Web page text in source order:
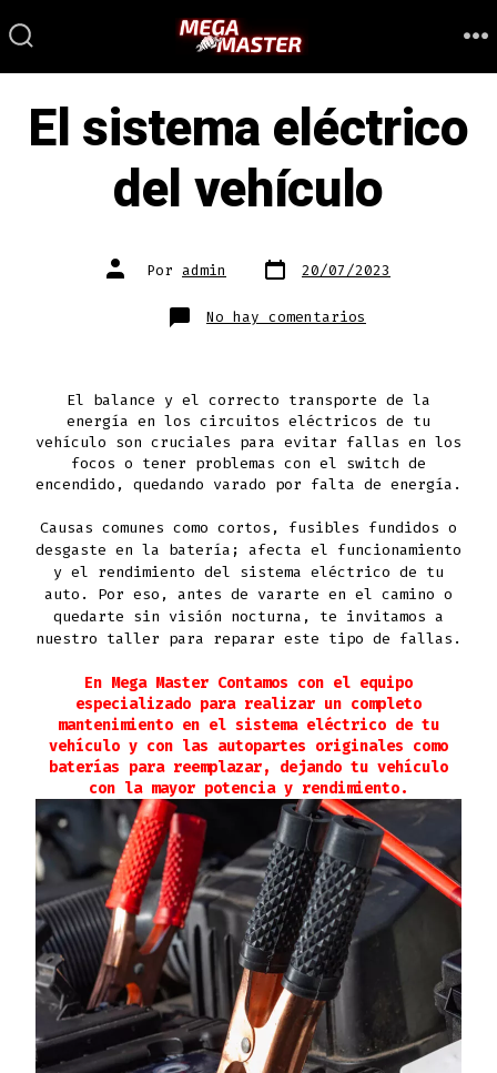
al
El sistema eléctrico
del vehículo
Autor
de Por admin Fecha
de 20/07/2023
No hay comentarios
El
El balance y el correcto transporte de la
energía en los circuitos eléctricos de tu
vehículo son cruciales para evitar fallas en los
focos o tener problemas con el switch de
encendido, quedando varado por falta de energía.
Causas comunes como cortos, fusibles fundidos o
desgaste en la batería; afecta el funcionamiento
y el rendimiento del sistema eléctrico de tu
auto. Por eso, antes de vararte en el camino o
quedarte sin visión nocturna, te invitamos a
nuestro taller para reparar este tipo de fallas.
En Mega Master Contamos con el equipo
especializado para realizar un completo
mantenimiento en el sistema eléctrico de tu
vehículo y con las autopartes originales como
baterías para reemplazar, dejando tu vehículo
con la mayor potencia y rendimiento.